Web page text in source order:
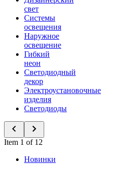
свет
Системы
освещения
Наружное
освещение
Гибкий
неон
Светодиодный
декор
Электроустановочные
изделия
Светодиоды
Item 1 of 12
Новинки